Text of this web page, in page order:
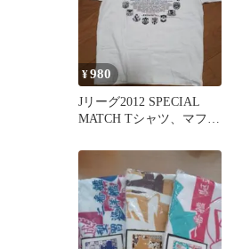
¥980
Jリーグ2012 SPECIAL
MATCH Tシャツ、マフラ